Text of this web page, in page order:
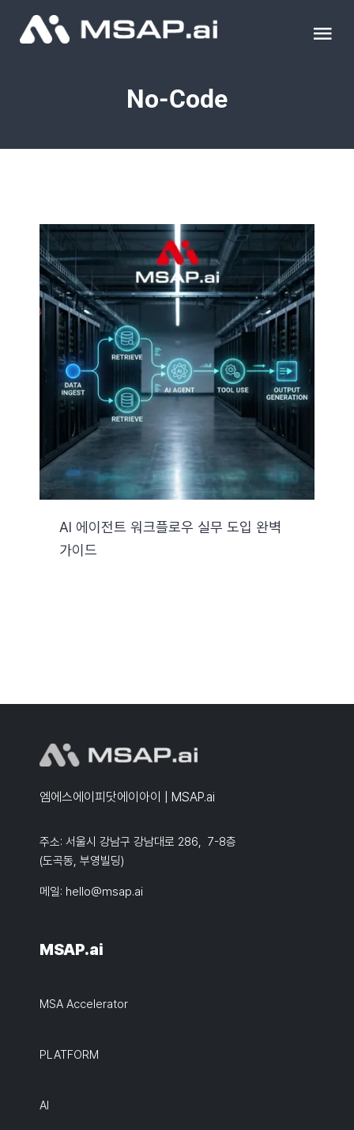
조달물품
교육
이벤트 & 세미나
블로그
자료실
기술지원
Search
No-Code
AI 에이전트 워크플로우 실무 도입 완벽
가이드
엠에스에이피닷에이아이 | MSAP.ai
주소: 서울시 강남구 강남대로 286, 7-8층
(도곡동, 부영빌딩)
메일: hello@msap.ai
MSAP.ai
MSA Accelerator
PLATFORM
AI